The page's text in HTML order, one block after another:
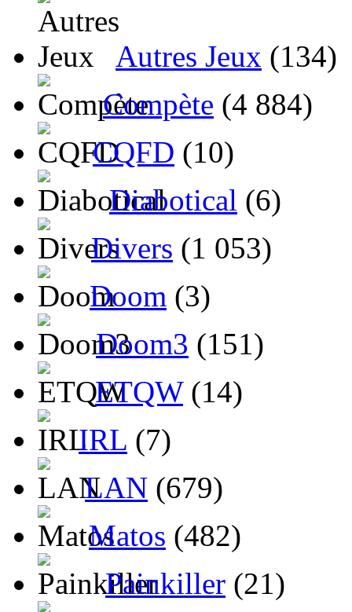
Autres Jeux (134)
Compète (4 884)
CQFD (10)
Diabotical (6)
Divers (1 053)
Doom (3)
Doom3 (151)
ETQW(14)
IRL (7)
LAN (679)
Matos (482)
Painkiller (21)